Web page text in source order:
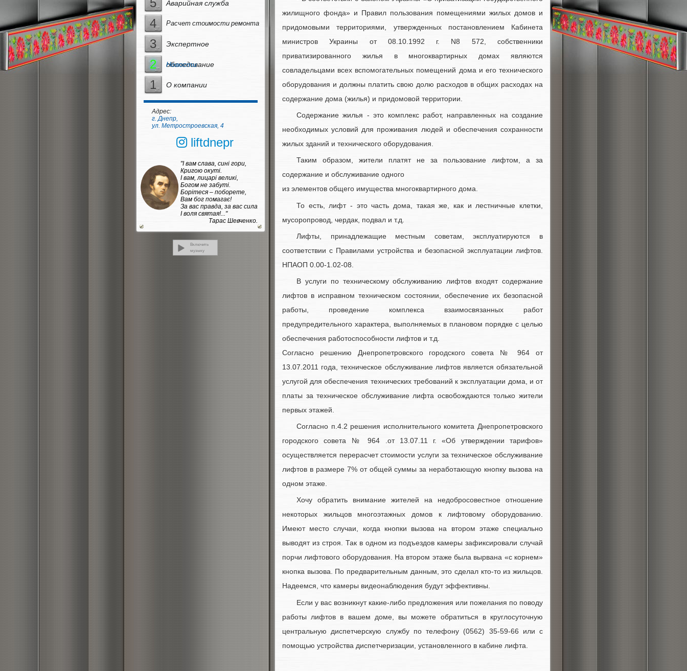
жилищного фонда» и Правил пользования помещениями жилых домов и
придомовыми территориями, утвержденных постановлением Кабинета
министров Украины от 08.10.1992 г. N8 572, собственники
приватизированного жилья в многоквартирных домах являются
совладельцами всех вспомогательных помещений дома и его технического
оборудования и должны платить свою долю расходов в общих расходах на
содержание дома (жилья) и придомовой территории.
Содержание жилья - это комплекс работ, направленных на создание
необходимых условий для проживания людей и обеспечения сохранности
жилых зданий и технического оборудования.
Таким образом, жители платят не за пользование лифтом, а за
содержание и обслуживание одного
из элементов общего имущества многоквартирного дома.
То есть, лифт - это часть дома, такая же, как и лестничные клетки,
мусоропровод, чердак, подвал и т.д.
Лифты, принадлежащие местным советам, эксплуатируются в
соответствии с Правилами устройства и безопасной эксплуатации лифтов.
НПАОП 0.00-1.02-08.
В услуги по техническому обслуживанию лифтов входят содержание
лифтов в исправном техническом состоянии, обеспечение их безопасной
работы, проведение комплекса взаимосвязанных работ
предупредительного характера, выполняемых в плановом порядке с целью
обеспечения работоспособности лифтов и т.д.
Согласно решению Днепропетровского городского совета № 964 от
13.07.2011 года, техническое обслуживание лифтов является обязательной
услугой для обеспечения технических требований к эксплуатации дома, и от
платы за техническое обслуживание лифта освобождаются только жители
первых этажей.
Согласно п.4.2 решения исполнительного комитета Днепропетровского
городского совета № 964 .от 13.07.11 г. «Об утверждении тарифов»
осуществляется перерасчет стоимости услуги за техническое обслуживание
лифтов в размере 7% от общей суммы за неработающую кнопку вызова на
одном этаже.
Хочу обратить внимание жителей на недобросовестное отношение
некоторых жильцов многоэтажных домов к лифтовому оборудованию.
Имеют место случаи, когда кнопки вызова на втором этаже специально
выводят из строя. Так в одном из подъездов камеры зафиксировали случай
порчи лифтового оборудования. На втором этаже была вырвана «с корнем»
кнопка вызова. По предварительным данным, это сделал кто-то из жильцов.
Надеемся, что камеры видеонаблюдения будут эффективны.
Если у вас возникнут какие-либо предложения или пожелания по поводу
работы лифтов в вашем доме, вы можете обратиться в круглосуточную
центральную диспетчерскую службу по телефону (0562) 35-59-66 или с
помощью устройства диспетчеризации, установленного в кабине лифта.
Аварийная служба
5
Расчет стоимости ремонта
4
Экспертное
обследование
3
Новости
2
О компании
1
Адрес:
г. Днепр,
ул. Метростроевская, 4
liftdnepr
"І вам слава, сині гори,
Кригою окуті.
І вам, лицарі великі,
Богом не забуті.
Борітеся – поборете,
Вам бог помагає!
За вас правда, за вас сила
І воля святая!..."
Тарас Шевченко.
Включить
музыку